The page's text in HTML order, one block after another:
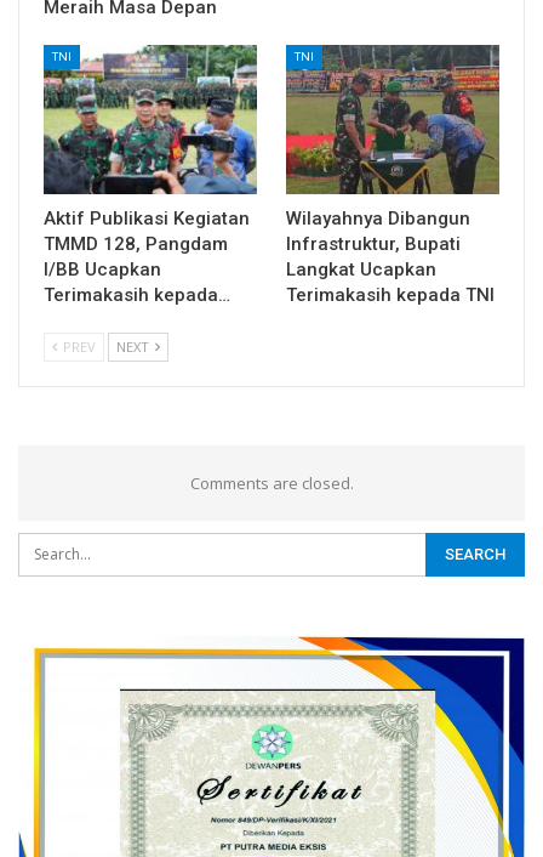
Meraih Masa Depan
TNI
Aktif Publikasi Kegiatan
TMMD 128, Pangdam
I/BB Ucapkan
Terimakasih kepada…
TNI
Wilayahnya Dibangun
Infrastruktur, Bupati
Langkat Ucapkan
Terimakasih kepada TNI
PREV NEXT
Comments are closed.